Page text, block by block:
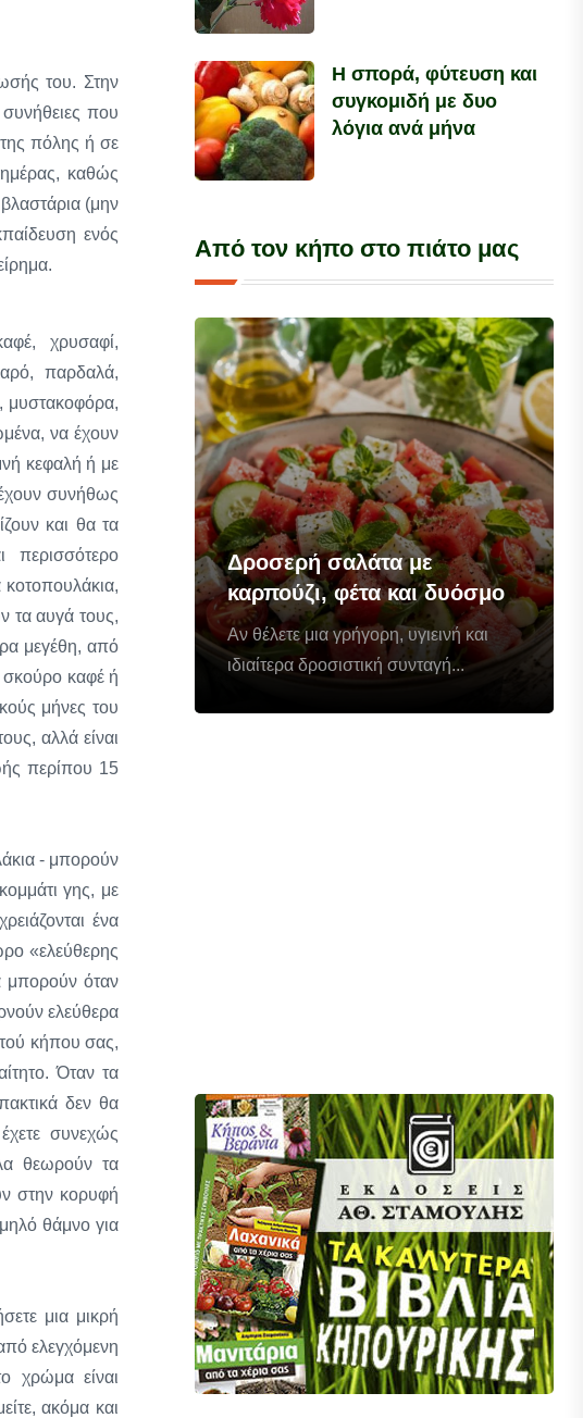
του. Στην
συνήθειες που
της πόλης ή σε
ημέρας, καθώς
(μην
ενός
χρυσαφί,
παρδαλά,
μυστακοφόρα,
να έχουν
κεφαλή ή με
συνήθως
και θα τα
περισσότερο
τα αυγά τους,
μεγέθη, από
σκούρο καφέ ή
μήνες του
αλλά είναι
περίπου 15
- μπορούν
γης, με
ένα
«ελεύθερης
μπορούν όταν
ελεύθερα
τού κήπου σας,
Όταν τα
δεν θα
συνεχώς
θεωρούν τα
στην κορυφή
θάμνο για
μια μικρή
ελεγχόμενη
χρώμα είναι
ακόμα και
Η σπορά, φύτευση και
συγκομιδή με δυο
λόγια ανά μήνα
Από τον κήπο στο πιάτο μας
Δροσερή σαλάτα με
καρπούζι, φέτα και δυόσμο
Αν θέλετε μια γρήγορη, υγιεινή και
ιδιαίτερα δροσιστική συνταγή...